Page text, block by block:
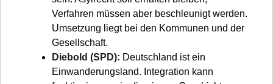
Verfahren müssen aber beschleunigt werden.
Umsetzung liegt bei den Kommunen und der
Gesellschaft.
Diebold (SPD): Deutschland ist ein
Einwanderungsland. Integration kann